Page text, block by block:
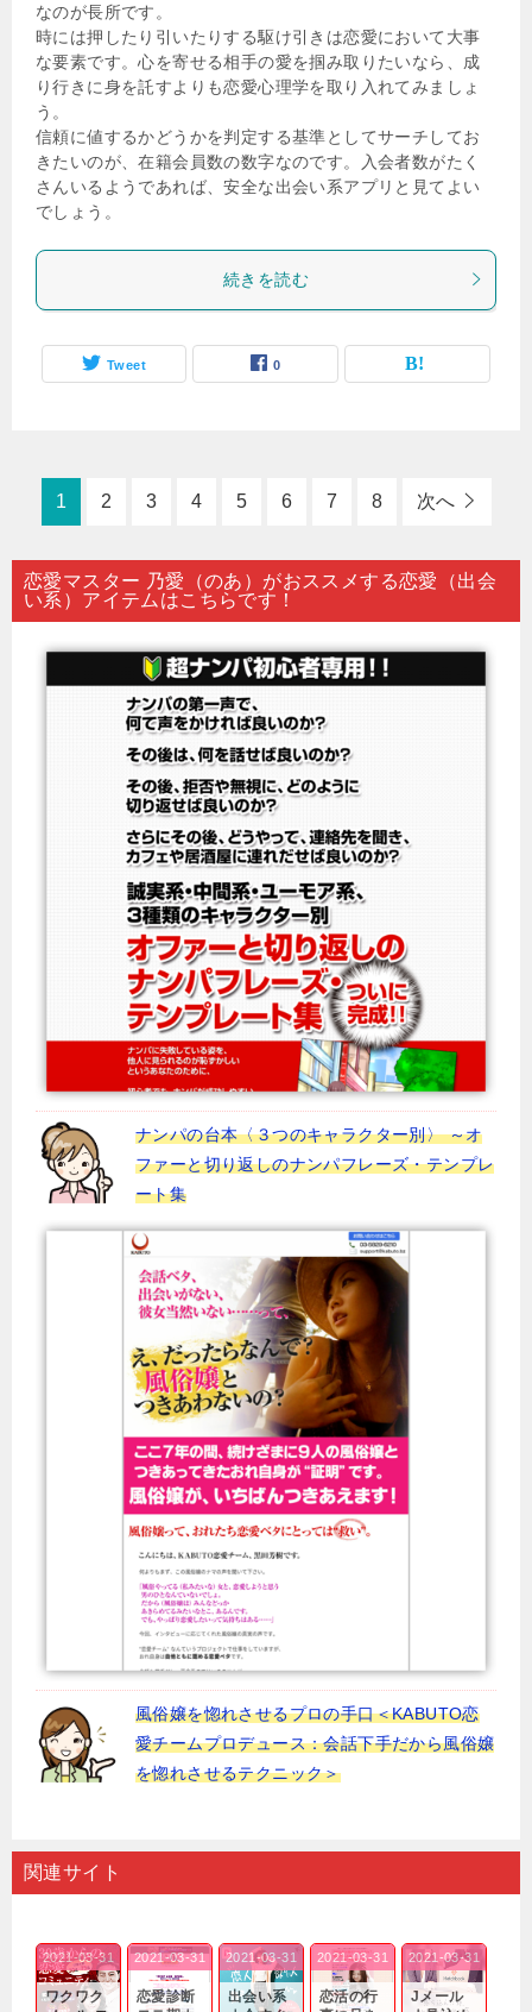
なのが長所です。
時には押したり引いたりする駆け引きは恋愛において大事
な要素です。心を寄せる相手の愛を掴み取りたいなら、成
り行きに身を託すよりも恋愛心理学を取り入れてみましょ
う。
信頼に値するかどうかを判定する基準としてサーチしてお
きたいのが、在籍会員数の数字なのです。入会者数がたく
さんいるようであれば、安全な出会い系アプリと見てよい
でしょう。
続きを読む
Tweet 0
1 2 3 4 5 6 7 8 次へ
恋愛マスター 乃愛（のあ）がおススメする恋愛（出会
い系）アイテムはこちらです！
ナンパの台本〈３つのキャラクター別〉 ～オ
ファーと切り返しのナンパフレーズ・テンプレ
ート集
風俗嬢を惚れさせるプロの手口＜KABUTO恋
愛チームプロデュース：会話下手だから風俗嬢
を惚れさせるテクニック＞
関連サイト
ワクワク
2021-03-31
恋愛診断
2021-03-31
出会い系
2021-03-31
恋活の行
2021-03-31
Jメール
2021-03-31